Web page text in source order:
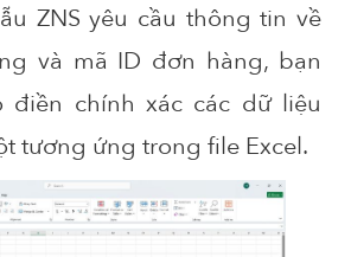
ZNS yêu cầu thông tin về
và mã ID đơn hàng, bạn
điền chính xác các dữ liệu
tương ứng trong file Excel.